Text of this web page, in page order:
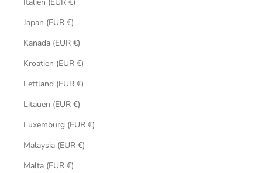
Japan (EUR €)
Kanada (EUR €)
Kroatien (EUR €)
Lettland (EUR €)
Litauen (EUR €)
Luxemburg (EUR €)
Malaysia (EUR €)
Malta (EUR €)